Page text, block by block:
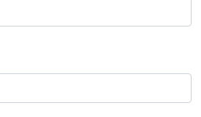
ja tulee jättää koskemattomaksi.